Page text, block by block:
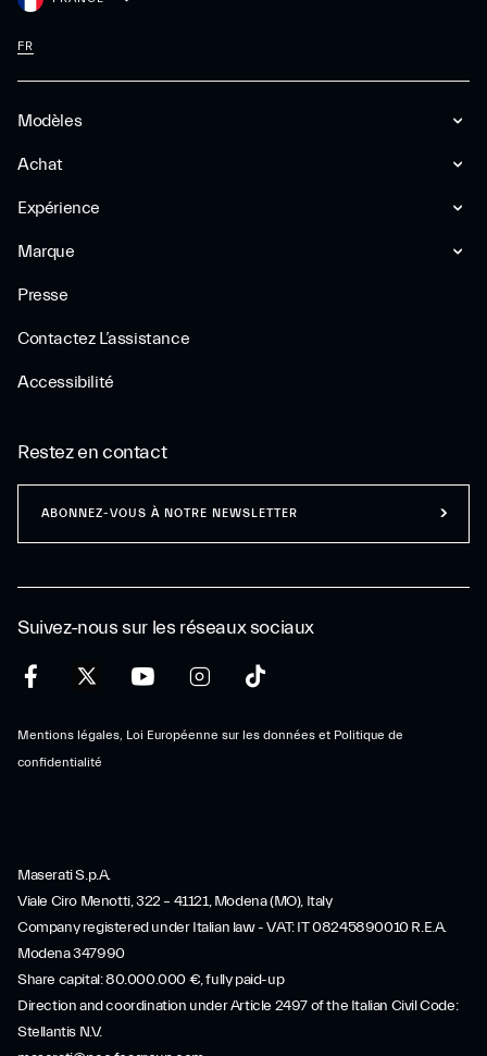
Modèles
Achat
Expérience
Marque
Presse
Contactez L’assistance
Accessibilité
FR
Suivez-nous sur les réseaux sociaux
Mentions légales, Loi Européenne sur les données et Politique de
confidentialité
Restez en contact
ABONNEZ-VOUS À NOTRE NEWSLETTER
Maserati S.p.A.
Viale Ciro Menotti, 322 – 41121, Modena (MO), Italy
Company registered under Italian law - VAT: IT 08245890010 R.E.A.
Modena 347990
Share capital: 80.000.000 €, fully paid-up
Direction and coordination under Article 2497 of the Italian Civil Code:
Stellantis N.V.